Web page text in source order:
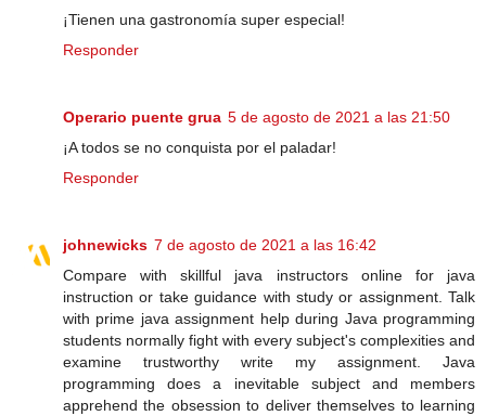
¡Tienen una gastronomía super especial!
Responder
Operario puente grua 5 de agosto de 2021 a las 21:50
¡A todos se no conquista por el paladar!
Responder
johnewicks 7 de agosto de 2021 a las 16:42
Compare with skillful java instructors online for java
instruction or take guidance with study or assignment. Talk
with prime java assignment help during Java programming
students normally fight with every subject's complexities and
examine trustworthy write my assignment. Java
programming does a inevitable subject and members
apprehend the obsession to deliver themselves to learning